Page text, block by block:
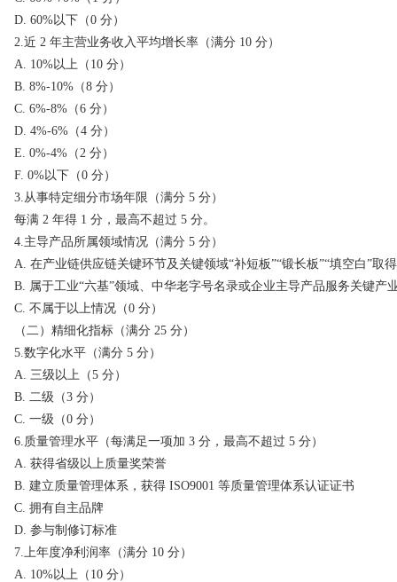
D. 60%以下（0 分）
2.近 2 年主营业务收入平均增长率（满分 10 分）
A. 10%以上（10 分）
B. 8%-10%（8 分）
C. 6%-8%（6 分）
D. 4%-6%（4 分）
E. 0%-4%（2 分）
F. 0%以下（0 分）
3.从事特定细分市场年限（满分 5 分）
每满 2 年得 1 分，最高不超过 5 分。
4.主导产品所属领域情况（满分 5 分）
A. 在产业链供应链关键环节及关键领域“补短板”“锻长板”“填空白”取
B. 属于工业“六基”领域、中华老字号名录或企业主导产品服务关键产
C. 不属于以上情况（0 分）
（二）精细化指标（满分 25 分）
5.数字化水平（满分 5 分）
A. 三级以上（5 分）
B. 二级（3 分）
C. 一级（0 分）
6.质量管理水平（每满足一项加 3 分，最高不超过 5 分）
A. 获得省级以上质量奖荣誉
B. 建立质量管理体系，获得 ISO9001 等质量管理体系认证证书
C. 拥有自主品牌
D. 参与制修订标准
7.上年度净利润率（满分 10 分）
A. 10%以上（10 分）